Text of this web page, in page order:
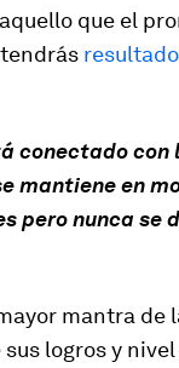
que el
conectado con
mantiene en
pero nunca se
mantra de
logros y